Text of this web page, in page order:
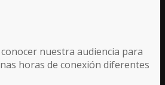
nuestra audiencia para
horas de conexión diferentes